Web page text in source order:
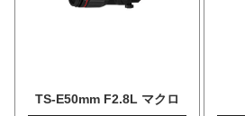
TS-E50mm F2.8L マクロ